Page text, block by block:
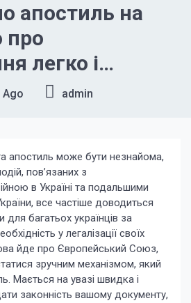
апостиль на
про
легко і
Ago admin
апостиль може бути незнайома,
пов’язаних з
в Україні та подальшими
все частіше доводиться
для багатьох українців за
у легалізації своїх
йде про Європейський Союз,
зручним механізмом, який
Мається на увазі швидка і
законність вашому документу,